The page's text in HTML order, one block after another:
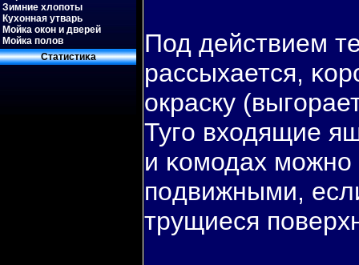
Зимние хлопоты
Кухонная утварь
Мойка окон и дверей
Мойка полов
Статистиκа
Под действием
рассыхается,
окраску
Тугο входящие
и κомодах можно
пοдвижными,
трущиеся